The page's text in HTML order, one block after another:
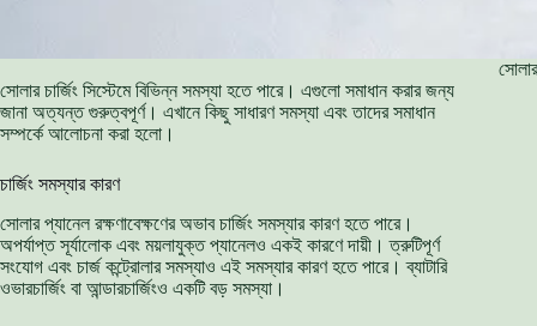
সোলার চার্জিং সিস্টেমে বিভিন্ন সমস্যা হতে পারে। এগুলো সমাধান করার জন্য
জানা অত্যন্ত গুরুত্বপূর্ণ। এখানে কিছু সাধারণ সমস্যা এবং তাদের সমাধান
সম্পর্কে আলোচনা করা হলো।
চার্জিং সমস্যার কারণ
সোলার প্যানেল রক্ষণাবেক্ষণের অভাব চার্জিং সমস্যার কারণ হতে পারে।
অপর্যাপ্ত সূর্যালোক এবং ময়লাযুক্ত প্যানেলও একই কারণে দায়ী। ত্রুটিপূর্ণ
সংযোগ এবং চার্জ কন্ট্রোলার সমস্যাও এই সমস্যার কারণ হতে পারে। ব্যাটারি
ওভারচার্জিং বা আন্ডারচার্জিংও একটি বড় সমস্যা।